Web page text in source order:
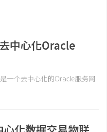
中心化Oracle
一个去中心化的Oracle服务网